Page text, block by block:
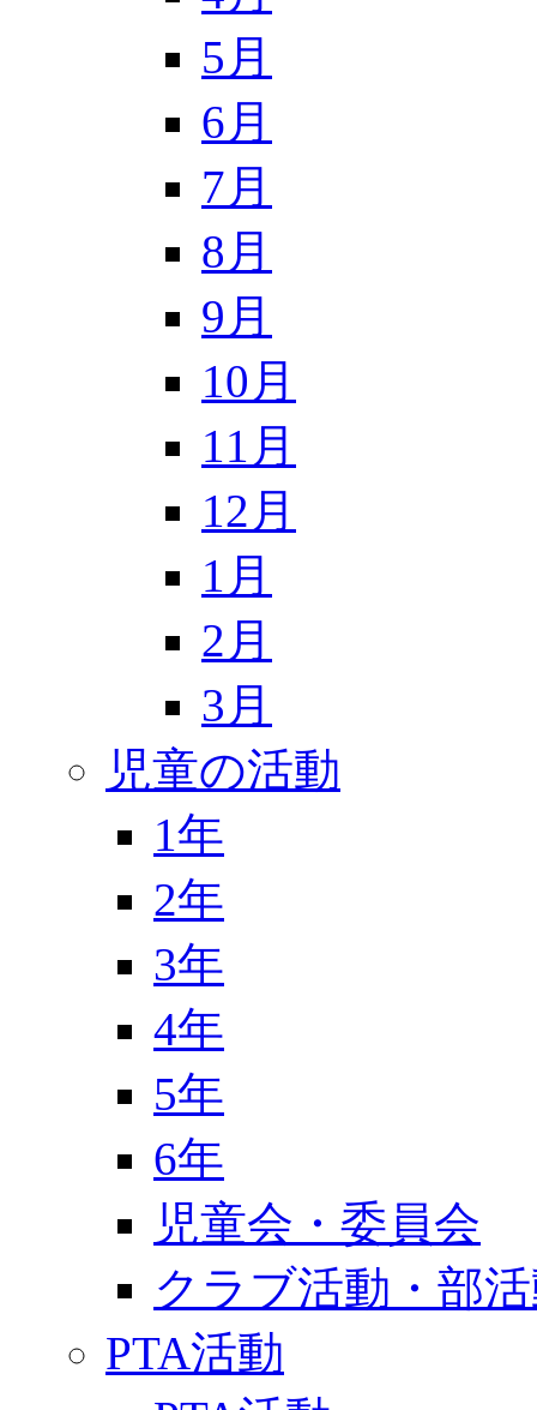
5月
6月
7月
8月
9月
10月
11月
12月
1月
2月
3月
児童の活動
1年
2年
3年
4年
5年
6年
児童会・委員会
クラブ活動・部
PTA活動